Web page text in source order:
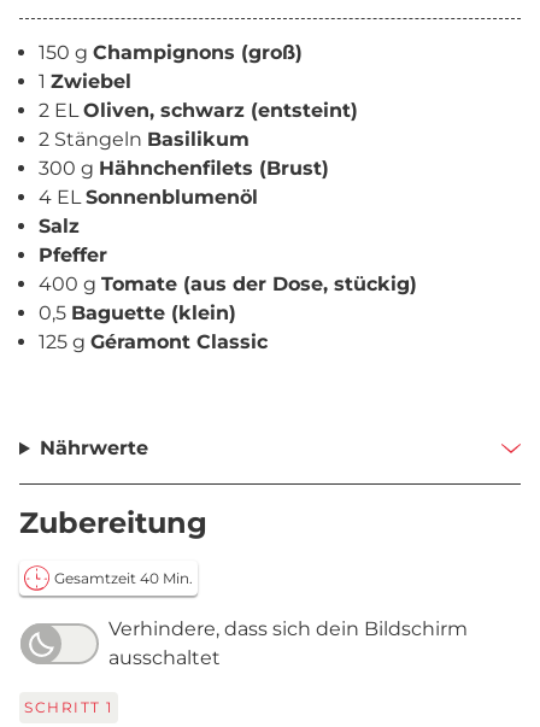
150 g Champignons (groß)
1 Zwiebel
2 ELOliven, schwarz (entsteint)
2 Stängeln Basilikum
300 g Hähnchenfilets (Brust)
4 ELSonnenblumenöl
Salz
Pfeffer
400 g Tomate (aus der Dose, stückig)
0,5 Baguette (klein)
125 g Géramont Classic
Nährwerte
Zubereitung
Gesamtzeit 40 Min.
Verhindere, dass sich dein Bildschirm
ausschaltet
SCHRITT 1